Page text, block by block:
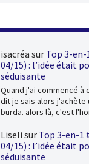
isacréa sur Top 3-en-
04/15) : l’idée était
séduisante
Quand j'ai commencé à
dit je sais alors j'achète
burda. alors là, c'est
Liseli sur Top 3-en-1
04/15) : l’idée était
séduisante